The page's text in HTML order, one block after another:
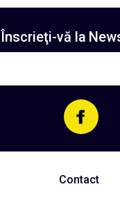
Înscrieţi-vă la
Contact